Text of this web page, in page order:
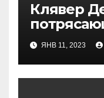
Клявер
узнайте
нужно
ЯНВ 11, 2023